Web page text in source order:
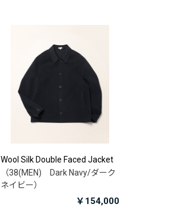
Wool Silk Double Faced Jacket
（38(MEN) Dark Navy/ダーク
ネイビー）
￥154,000